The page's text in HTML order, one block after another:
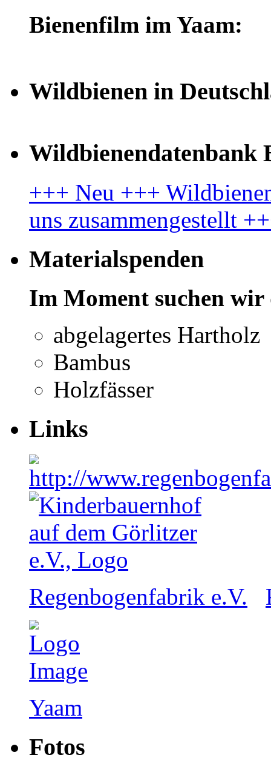
Bienenfilm im Yaam:
Wildbienen in
Wildbienendatenbank
+++ Neu +++
uns zusammengestellt
Materialspenden
Im Moment suchen
abgelagertes Hartholz
Bambus
Holzfässer
Links
Regenbogenfabrik e.V.
Yaam
Fotos